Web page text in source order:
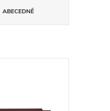
ABECEDNĚ